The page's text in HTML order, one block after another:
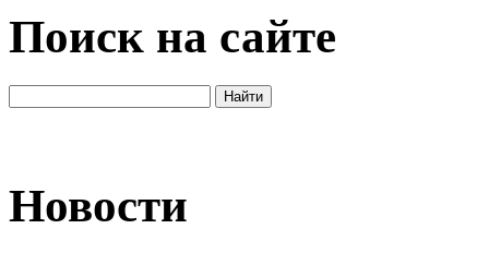
Поиск на сайте
Новости